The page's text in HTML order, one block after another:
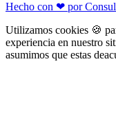
Hecho con ❤ por
Utilizamos cookies 🍪
experiencia en nuestro
asumimos que estas